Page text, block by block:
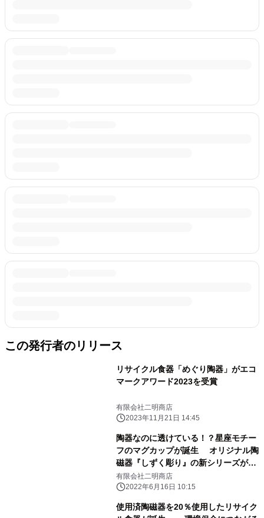
この発行者のリリース
リサイクル食器「めぐり陶器」がエコ
マークアワード2023を受賞
有限会社二明商店
2023年11月21日 14:45
陶器なのに透けている！？星座モチー
フのマグカップが誕生 オリジナル陶
磁器『しずく彫り』の新シリーズが
6/23(木)販売開始
有限会社二明商店
2022年6月16日 10:15
使用済陶磁器を20％使用したリサイク